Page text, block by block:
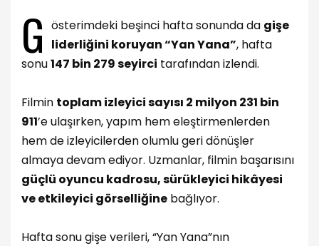
G österimdeki beşinci hafta sonunda da gişe
liderliğini koruyan “Yan Yana”, hafta
sonu147 bin 279 seyirci tarafından izlendi.
Filmin toplam izleyici sayısı 2 milyon 231 bin
911’e ulaşırken, yapım hem eleştirmenlerden
hem de izleyicilerden olumlu geri dönüşler
almaya devam ediyor. Uzmanlar, filmin başarısını
güçlü oyuncu kadrosu, sürükleyici hikâyesi
ve etkileyici görselliğine bağlıyor.
Hafta sonu gişe verileri, “Yan Yana”nın